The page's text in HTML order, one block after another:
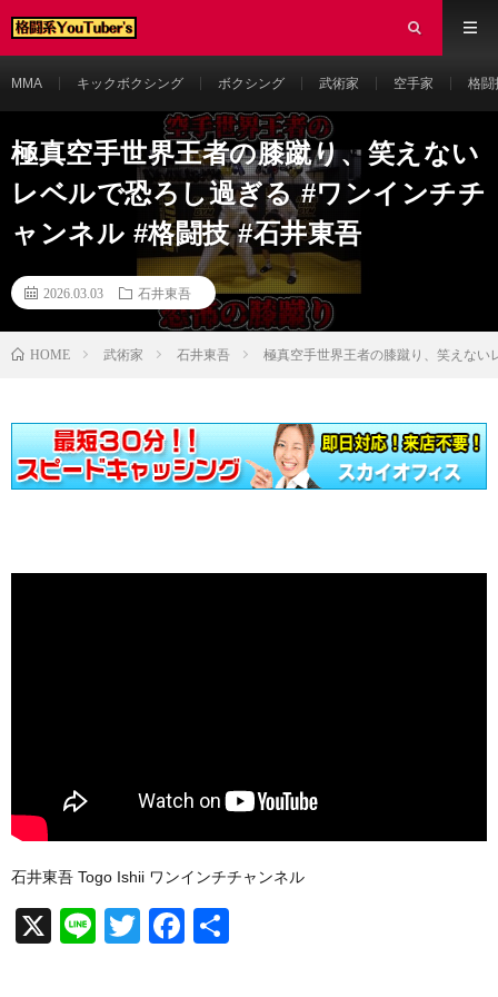
MMA キックボクシング ボクシング 武術家 空手家 格闘
極真空手世界王者の膝蹴り、笑えない
レベルで恐ろし過ぎる #ワンインチチ
ャンネル #格闘技 #石井東吾
2026.03.03 石井東吾
HOME 武術家 石井東吾 極真空手世界王者の膝蹴り、笑えない
石井東吾 Togo Ishii ワンインチチャンネル
X
Li
T
F